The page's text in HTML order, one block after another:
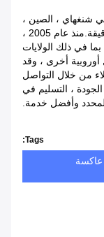
شنغهاي ، الصين ،
منفصلة في المعالجة العميقة والمعالجة الدقيقة.منذ عام 2005 ،
في ذلك الولايات
أوروبية أخرى ، وقد
من خلال التواصل
الجودة ، التسليم في
وأفضل خدمة.
Tags:
عاكسة